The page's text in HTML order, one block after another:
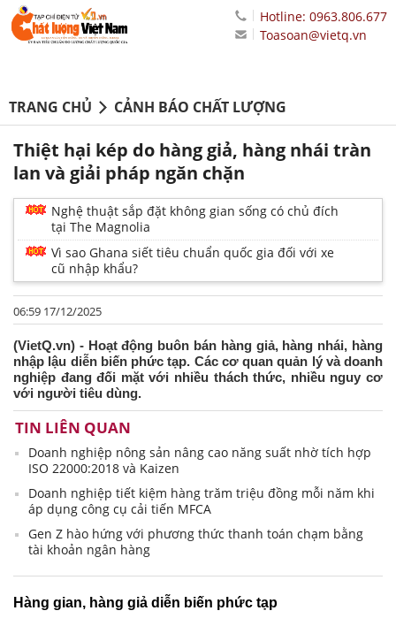
Hotline: 0963.806.677
Toasoan@vietq.vn
TRANG CHỦ CẢNH BÁO CHẤT LƯỢNG
Thiệt hại kép do hàng giả, hàng nhái tràn
lan và giải pháp ngăn chặn
Nghệ thuật sắp đặt không gian sống có chủ đích
tại The Magnolia
Vì sao Ghana siết tiêu chuẩn quốc gia đối với xe
cũ nhập khẩu?
06:59 17/12/2025
(VietQ.vn) - Hoạt động buôn bán hàng giả, hàng nhái, hàng
nhập lậu diễn biến phức tạp. Các cơ quan quản lý và doanh
nghiệp đang đối mặt với nhiều thách thức, nhiều nguy cơ
với người tiêu dùng.
TIN LIÊN QUAN
Doanh nghiệp nông sản nâng cao năng suất nhờ tích hợp
ISO 22000:2018 và Kaizen
Doanh nghiệp tiết kiệm hàng trăm triệu đồng mỗi năm khi
áp dụng công cụ cải tiến MFCA
Gen Z hào hứng với phương thức thanh toán chạm bằng
tài khoản ngân hàng
Hàng gian, hàng giả diễn biến phức tạp